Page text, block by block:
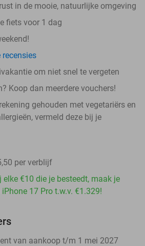
in de mooie, natuurlijke omgeving
fiets voor 1 dag
recensies
om niet snel te vergeten
Koop dan meerdere vouchers!
gehouden met vegetariërs en
vermeld deze bij je
per verblijf
€10 die je besteedt, maak je
17 Pro t.w.v. €1.329!
van aankoop t/m 1 mei 2027